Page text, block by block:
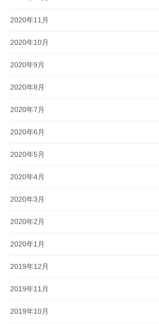
2020年11月
2020年10月
2020年9月
2020年8月
2020年7月
2020年6月
2020年5月
2020年4月
2020年3月
2020年2月
2020年1月
2019年12月
2019年11月
2019年10月